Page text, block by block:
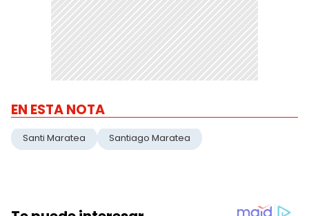
EN ESTA NOTA
Santi Maratea Santiago Maratea